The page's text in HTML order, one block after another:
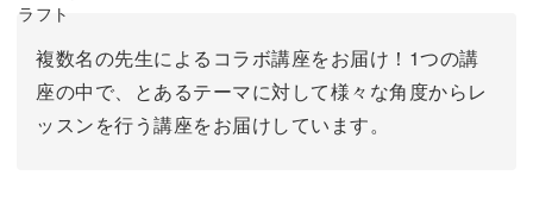
複数名の先生によるコラボ講座をお届け！1つの講
座の中で、とあるテーマに対して様々な角度からレ
ッスンを行う講座をお届けしています。